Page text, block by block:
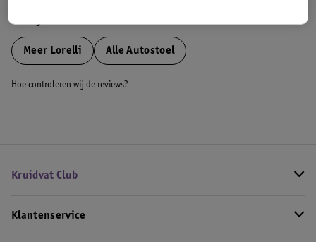
Bekijk ook
Meer Lorelli Alle Autostoel
Hoe controleren wij de reviews?
Kruidvat Club
Klantenservice